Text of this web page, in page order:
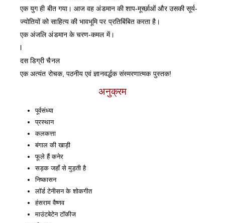
एक युग ही बीत गया। आज वह अंडमान की शाप-मूर्च्छाओं और उसकी सूर्य-
ज्योतियों को साहित्य की भावभूमि पर प्रतिबिंबित करता है।
एक अंजलि अंडमान के चरण-कमल में।
l
दस डिग्री चैनल
एक अत्यंत रोचक, पठनीय एवं ज्ञानवर्द्धक संस्मरणात्मक पुस्तक!
अनुक्रम
पूर्वसंध्या
प्रस्थान
कलकत्ता
बंगाल की खाड़ी
फूले हैं कनेर
सड़क जहाँ से मुड़ती है
निष्कासन
लॉर्ड टेनीसन के शोकगीत
हंसराम वैष्णव
माउंटबेटेन टॉकीज